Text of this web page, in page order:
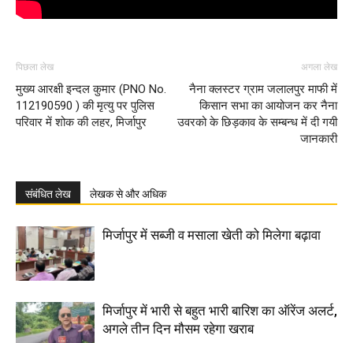
पिछला लेख
मुख्य आरक्षी इन्दल कुमार (PNO No.
112190590 ) की मृत्यु पर पुलिस
परिवार में शोक की लहर, मिर्जापुर
अगला लेख
नैना क्लस्टर ग्राम जलालपुर माफी में
किसान सभा का आयोजन कर नैना
उवरको के छिड़काव के सम्बन्ध में दी गयी
जानकारी
संबंधित लेख लेखक से और अधिक
मिर्जापुर में सब्जी व मसाला खेती को मिलेगा बढ़ावा
मिर्जापुर में भारी से बहुत भारी बारिश का ऑरेंज अलर्ट,
अगले तीन दिन मौसम रहेगा खराब